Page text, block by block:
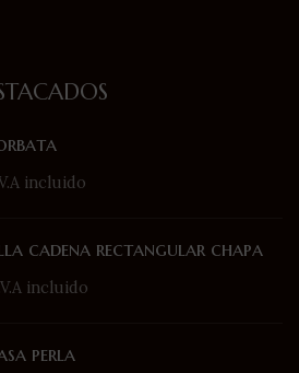
incluido
cadena rectangular chapa
incluido
perla